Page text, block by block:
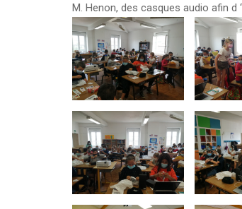
M. Henon, des casques audio afin